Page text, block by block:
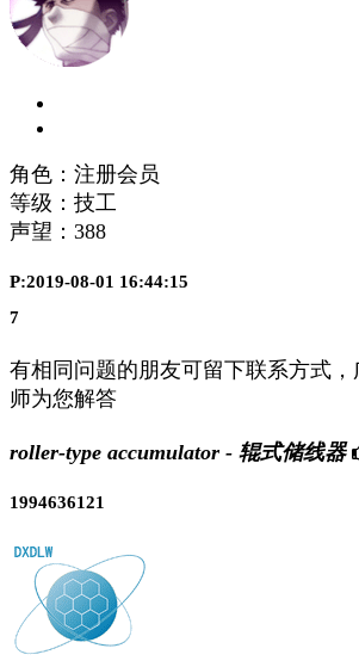
角色：注册会员
等级：技工
声望： 388
P:2019-08-01 16:44:15
7
有相同问题的朋友可留下联系方式
师为您解答
roller-type accumulator - 辊式储线器
1994636121